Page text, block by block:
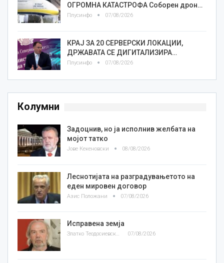
ОГРОМНА КАТАСТРОФА Соборен дрон…
Плусинфо 07/08/2026
КРАЈ ЗА 20 СЕРВЕРСКИ ЛОКАЦИИ,
ДРЖАВАТА СЕ ДИГИТАЛИЗИРА…
Плусинфо 07/08/2026
Колумни
Задоцнив, но ја исполнив желбата на
мојот татко
Јове Кекеновски 08/08/2026
Леснотијата на разградувањетото на
еден мировен договор
Азис Положани 07/08/2026
Исправена земја
Златко Теодосиевски 07/08/2026